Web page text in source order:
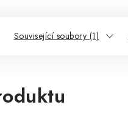
Související soubory (1)